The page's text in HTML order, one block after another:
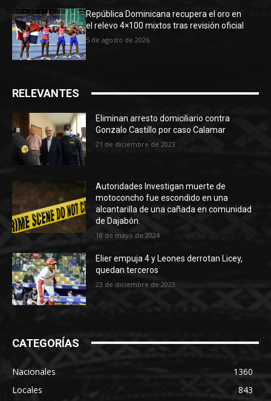
República Dominicana recupera el oro en
el relevo 4×100 mixtos tras revisión oficial
5 de agosto de 2026
RELEVANTES
Eliminan arresto domiciliario contra
Gonzalo Castillo por caso Calamar
21 de diciembre de 2023
Autoridades Investigan muerte de
motoconcho fue escondido en una
alcantarilla de una cañada en comunidad
de Dajabón.
18 de mayo de 2024
Elier empuja 4 y Leones derrotan Licey,
quedan terceros
23 de diciembre de 2023
CATEGORÍAS
Nacionales
1360
Locales
843